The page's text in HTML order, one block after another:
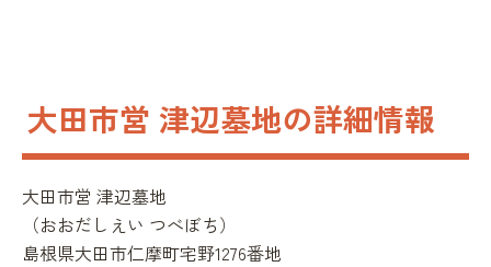
大田市営 津辺墓地の詳細情報
大田市営 津辺墓地
（おおだしえい つべぼち）
島根県大田市仁摩町宅野1276番地